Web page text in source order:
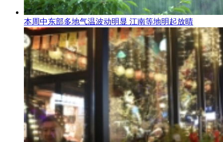
本周中东部多地气温波动明显 江南等地明起放晴